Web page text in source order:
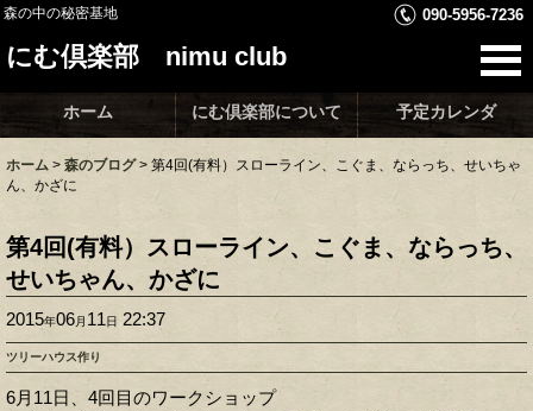
森の中の秘密基地 090-5956-7236
にむ倶楽部 nimu club
ホーム にむ倶楽部について 予定カレンダ
ホーム > 森のブログ > 第4回(有料）スローライン、こぐま、ならっち、せいちゃ
ん、かざに
第4回(有料）スローライン、こぐま、ならっち、
せいちゃん、かざに
2015年06月 11日 22:37
ツリーハウス作り
6月11日、4回目のワークショップ